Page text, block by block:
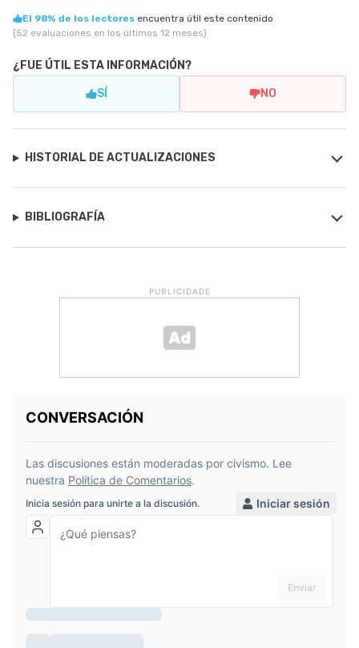
El 98% de los lectores encuentra útil este contenido
(52 evaluaciones en los últimos 12 meses)
¿FUE ÚTIL ESTA INFORMACIÓN?
SÍ NO
HISTORIAL DE ACTUALIZACIONES
BIBLIOGRAFÍA
PUBLICIDADE